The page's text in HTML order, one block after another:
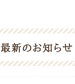
最新のお知らせ